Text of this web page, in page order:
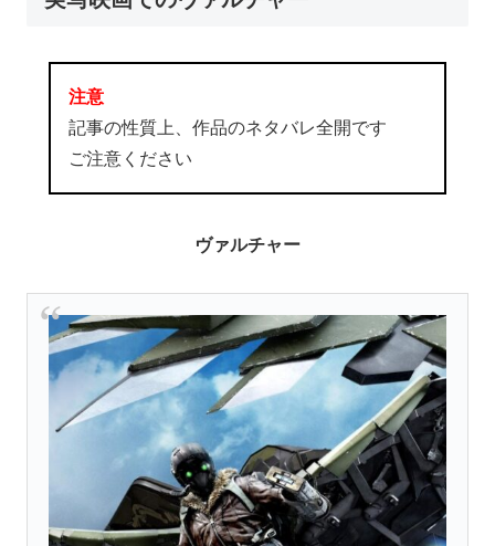
注意
記事の性質上、作品のネタバレ全開です
ご注意ください
ヴァルチャー